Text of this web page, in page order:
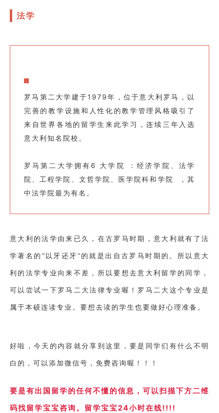
法学
罗马第二大学建于1979年，位于意大利罗马，以
完善的教学设施和人性化的教学管理风格吸引了
来自世界各地的留学生来此学习，连续三年入选
意大利知名院校。
罗马第二大学拥有6 大学院 ：经济学院、法学
院、工程学院、文哲学院、医学院科和学院 ，其
中法学院最为有名。
意大利的法学由来已久，在古罗马时期，意大利就有了法
学著名的“以牙还牙”的就是出自古罗马时期的。所以意大
利的法学专业向来不差，所以要想去意大利留学的同学，
可以尝试一下罗马二大法律专业喔！罗马二大这个专业是
属于本硕连读专业。要想去读的学生也要做好心理准备。
好啦，今天的内容就分享到这里，要是同学们有什么不明
白的，可以添加微信号，免费咨询喔！ ！！
要是有出国留学的任何不懂的信息， 可以扫描下方二维
码找留学宝宝咨询。留学宝宝24小时在线!!!!